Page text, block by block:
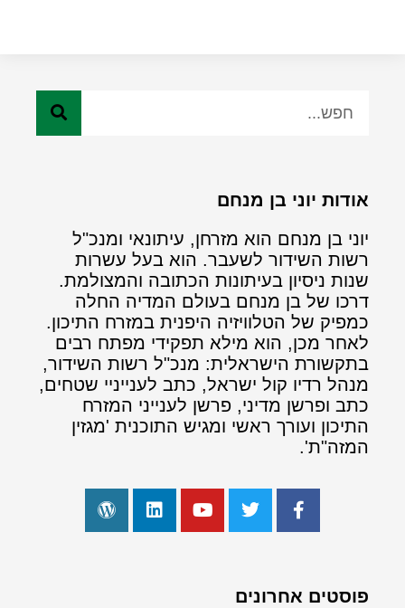
אודות יוני בן מנחם
יוני בן מנחם הוא מזרחן, עיתונאי ומנכ"ל
רשות השידור לשעבר. הוא בעל עשרות
שנות ניסיון בעיתונות הכתובה והמצולמת.
דרכו של בן מנחם בעולם המדיה החלה
כמפיק של הטלוויזיה היפנית במזרח התיכון.
לאחר מכן, הוא מילא תפקידי מפתח רבים
בתקשורת הישראלית: מנכ"ל רשות השידור,
מנהל רדיו קול ישראל, כתב לענייניי שטחים,
כתב ופרשן מדיני, פרשן לענייני המזרח
התיכון ועורך ראשי ומגיש התוכנית 'מגזין
המזה"ת'.
פוסטים אחרונים